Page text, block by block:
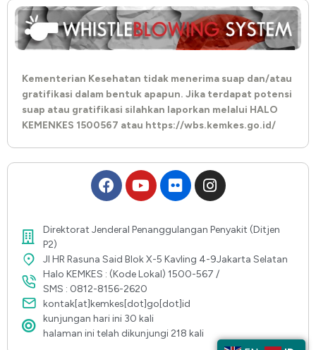
Kementerian Kesehatan tidak menerima suap dan/atau
gratifikasi dalam bentuk apapun. Jika terdapat potensi
suap atau gratifikasi silahkan laporkan melalui HALO
KEMENKES 1500567 atau https://wbs.kemkes.go.id/
Direktorat Jenderal Penanggulangan Penyakit (Ditjen
P2)
Jl HR Rasuna Said Blok X-5 Kavling 4-9Jakarta Selatan
Halo KEMKES : (Kode Lokal) 1500-567 /
SMS : 0812-8156-2620
kontak[at]kemkes[dot]go[dot]id
kunjungan hari ini 30 kali
halaman ini telah dikunjungi 218 kali